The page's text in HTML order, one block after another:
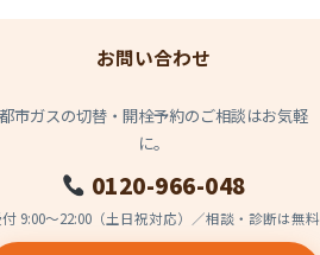
お問い合わせ
都市ガスの切替・開栓予約のご相談はお気軽
に。
0120-966-048
付 9:00〜22:00（土日祝対応）／相談・診断は無料